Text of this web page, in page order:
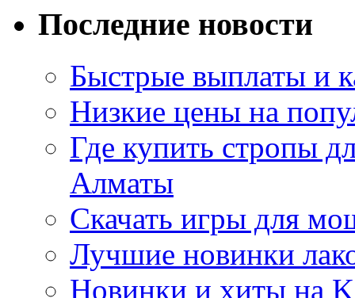
Последние новости
Быстрые выплаты и
Низкие цены на
Где купить стропы
Алматы
Скачать игры для
Лучшие новинки
Новинки и хиты на